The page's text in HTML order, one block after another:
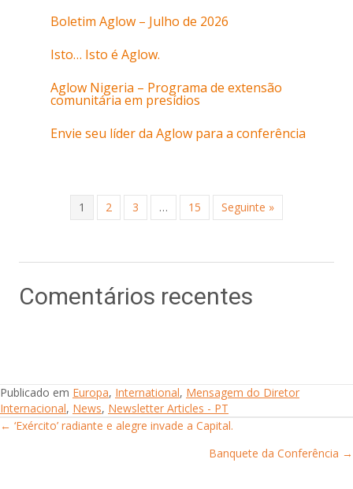
Boletim Aglow – Julho de 2026
Isto… Isto é Aglow.
Aglow Nigeria – Programa de extensão
comunitária em presídios
Envie seu líder da Aglow para a conferência
1 2 3 … 15 Seguinte »
Comentários recentes
Publicado em Europa, International, Mensagem do Diretor
Internacional, News, Newsletter Articles - PT
Posts
← ‘Exército’ radiante e alegre invade a Capital.
Banquete da Conferência →